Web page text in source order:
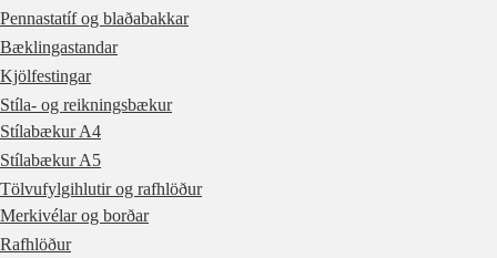
Pennastatíf og blaðabakkar
Bæklingastandar
Kjölfestingar
Stíla- og reikningsbækur
Stílabækur A4
Stílabækur A5
Tölvufylgihlutir og rafhlöður
Merkivélar og borðar
Rafhlöður